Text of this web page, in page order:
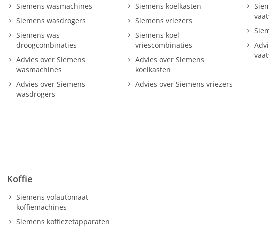
Siemens wasmachines
Siemens wasdrogers
Siemens was-
droogcombinaties
Advies over Siemens
wasmachines
Advies over Siemens
wasdrogers
Siemens koelkasten
Siemens vriezers
Siemens koel-
vriescombinaties
Advies over Siemens
koelkasten
Advies over Siemens vriezers
Koffie
Siemens volautomaat
koffiemachines
Siemens koffiezetapparaten